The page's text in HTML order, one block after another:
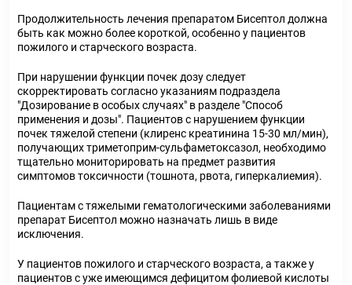
Продолжительность лечения препаратом Бисептол должна
быть как можно более короткой, особенно у пациентов
пожилого и старческого возраста.
При нарушении функции почек дозу следует
скорректировать согласно указаниям подраздела
"Дозирование в особых случаях" в разделе "Способ
применения и дозы". Пациентов с нарушением функции
почек тяжелой степени (клиренс креатинина 15-30 мл/мин),
получающих триметоприм-сульфаметоксазол, необходимо
тщательно мониторировать на предмет развития
симптомов токсичности (тошнота, рвота, гиперкалиемия).
Пациентам с тяжелыми гематологическими заболеваниями
препарат Бисептол можно назначать лишь в виде
исключения.
У пациентов пожилого и старческого возраста, а также у
пациентов с уже имеющимся дефицитом фолиевой кислоты